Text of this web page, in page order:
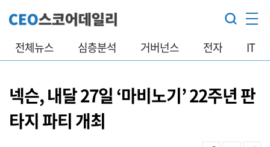
전체뉴스 심층분석 거버넌스 전자 IT
넥슨, 내달 27일 ‘마비노기’ 22주년 판
타지 파티 개최